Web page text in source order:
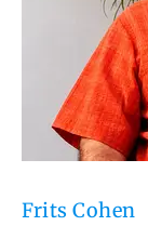
Frits Cohen